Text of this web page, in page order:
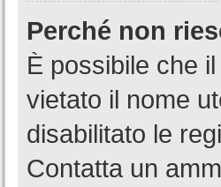
Perché non
È possibile che
vietato il nome
disabilitato le
Contatta un